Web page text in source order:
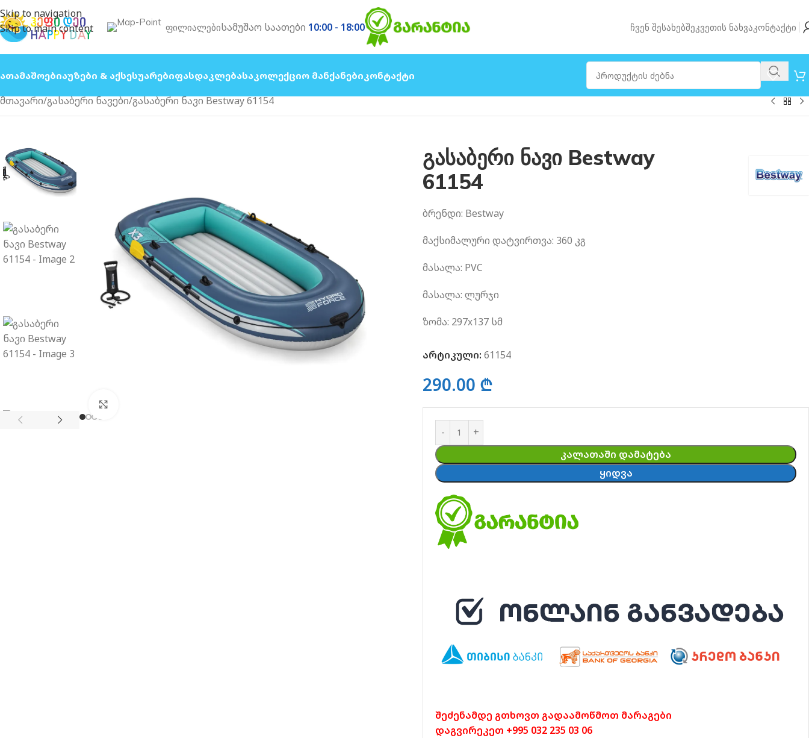
Skip to navigation
Skip to main content
Ფილიალებისამუშაო საათები 10:00 - 18:00 Ჩვენ ᲨესახებᲨეკვეთის ᲜახვაᲙონტაქტი
Აუზები & ᲐქსესუარებიᲤასდაკლებაᲡაკოლექციო Მანქანები Კონტაქტი
მთავარი გასაბერი ნავები გასაბერი ნავი Bestway 61154
გასაბერი ნავი Bestway
61154
ბრენდი: Bestway
მაქსიმალური დატვირთვა: 360 კგ
მასალა: PVC
მასალა: ლურჯი
ზომა: 297х137 სმ
არტიკული: 61154
290.00 ₾
ᲙᲐᲚᲐᲗᲐᲨᲘ ᲓᲐᲛᲐᲢᲔᲑᲐ
ᲧᲘᲓᲕᲐ
შეძენამდე გთხოვთ გადაამოწმოთ მარაგები
დაგვირეკეთ +995 032 235 03 06